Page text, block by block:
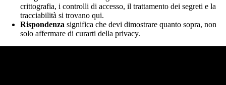
crittografia, i controlli di accesso, il trattamento dei segreti e la
tracciabilità si trovano qui.
Rispondenza significa che devi dimostrare quanto sopra, non
solo affermare di curarti della privacy.